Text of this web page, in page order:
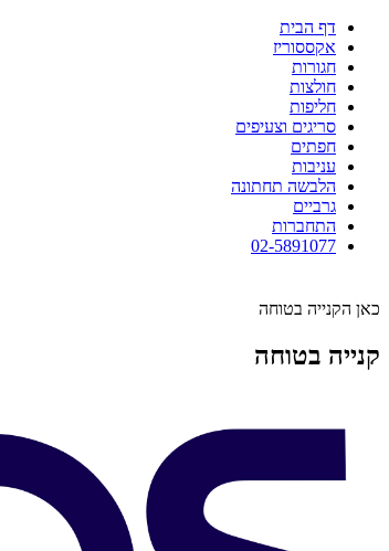
דף הבית
אקססוריז
חגורות
חולצות
חליפות
סריגים וצעיפים
חפתים
עניבות
הלבשה תחתונה
גרביים
התחברות
02-5891077
כאן הקנייה בטוחה
קנייה בטוחה